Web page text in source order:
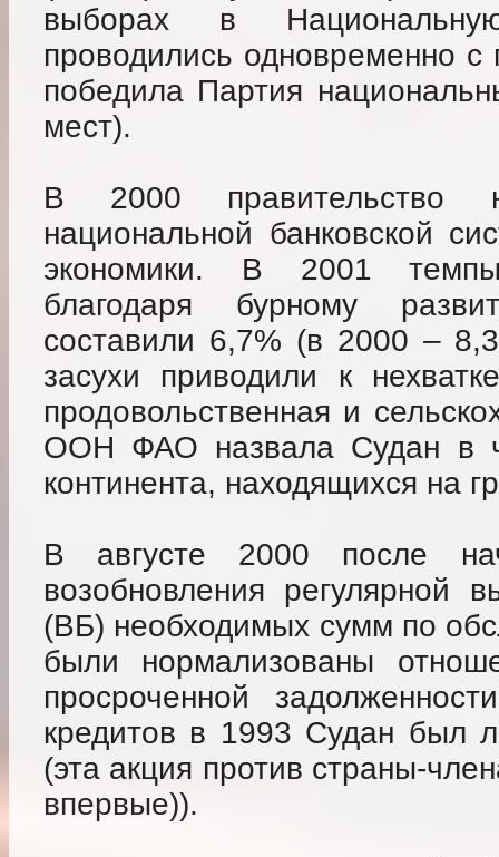
выборах в
проводились одновременно
победила Партия
мест).
В 2000 правительство
национальной банковской
экономики. В 2001 темпы
благодаря бурному
составили 6,7% (в 2000 –
засухи приводили к
продовольственная и
ООН ФАО назвала Судан в
континента, находящихся на
В августе 2000 после
возобновления регулярной
(ВБ) необходимых сумм по
были нормализованы
просроченной
кредитов в 1993 Судан был
(эта акция против страны-
впервые)).